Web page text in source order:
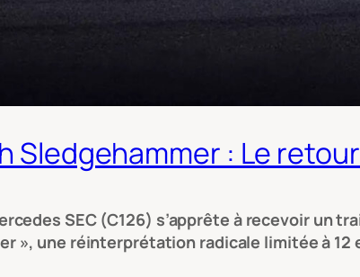
Sledgehammer : Le
SEC (C126) s’apprête à recevoir un
», une réinterprétation radicale limitée à